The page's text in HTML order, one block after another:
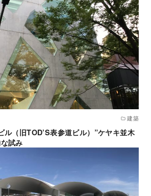
建築
ル（旧TOD’S表参道ビル）”ケヤキ並木
試み